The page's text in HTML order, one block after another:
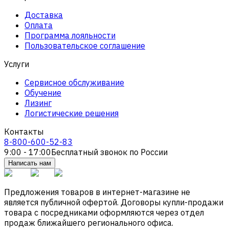
Доставка
Оплата
Программа лояльности
Пользовательское соглашение
Услуги
Сервисное обслуживание
Обучение
Лизинг
Логистические решения
Контакты
8-800-600-52-83
9:00 - 17:00Бесплатный звонок по России
Написать нам
Предложения товаров в интернет-магазине не
является публичной офертой. Договоры купли-продажи
товара с посредниками оформляются через отдел
продаж ближайшего регионального офиса.